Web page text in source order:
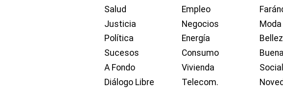
Salud
Justicia
Política
Sucesos
A Fondo
Diálogo Libre
Empleo
Negocios
Energía
Consumo
Vivienda
Telecom.
Moda